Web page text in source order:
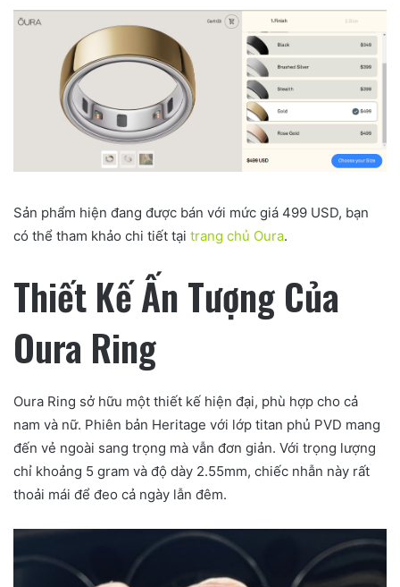
Sản phẩm hiện đang được bán với mức giá 499 USD, bạn
có thể tham khảo chi tiết tại trang chủ Oura.
Thiết Kế Ấn Tượng Của
Oura Ring
Oura Ring sở hữu một thiết kế hiện đại, phù hợp cho cả
nam và nữ. Phiên bản Heritage với lớp titan phủ PVD mang
đến vẻ ngoài sang trọng mà vẫn đơn giản. Với trọng lượng
chỉ khoảng 5 gram và độ dày 2.55mm, chiếc nhẫn này rất
thoải mái để đeo cả ngày lẫn đêm.